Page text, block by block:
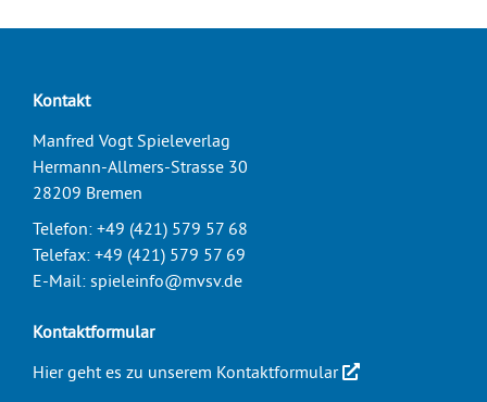
Kontakt
Manfred Vogt Spieleverlag
Hermann-Allmers-Strasse 30
28209 Bremen
Telefon: +49 (421) 579 57 68
Telefax: +49 (421) 579 57 69
E-Mail: spieleinfo@mvsv.de
Kontaktformular
Hier geht es zu unserem Kontaktformular